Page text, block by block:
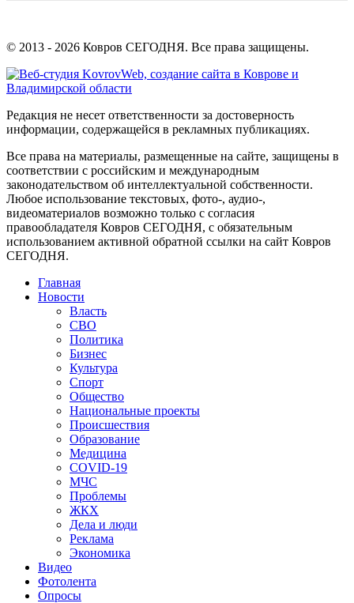
© 2013 - 2026 Ковров СЕГОДНЯ. Все права защищены.
Редакция не несет ответственности за достоверность
информации, содержащейся в рекламных публикациях.
Все права на материалы, размещенные на сайте, защищены в
соответствии с российским и международным
законодательством об интеллектуальной собственности.
Любое использование текстовых, фото-, аудио-,
видеоматериалов возможно только с согласия
правообладателя Ковров СЕГОДНЯ, с обязательным
использованием активной обратной ссылки на сайт Ковров
СЕГОДНЯ.
Главная
Новости
Власть
СВО
Политика
Бизнес
Культура
Спорт
Общество
Национальные проекты
Происшествия
Образование
Медицина
COVID-19
МЧС
Проблемы
ЖКХ
Дела и люди
Реклама
Экономика
Видео
Фотолента
Опросы